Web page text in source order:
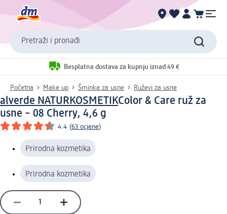
Pretraži i pronađi
Besplatna dostava za kupnju iznad 49 €
Početna Make up Šminka za usne Ruževi za usne
alverde NATURKOSMETIKColor & Care ruž za
usne – 08 Cherry, 4,6 g
4.4 (63 ocjene)
Prirodna kozmetika
Prirodna kozmetika